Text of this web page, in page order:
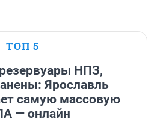
ТОП 5
НПЗ,
Ярославль
самую массовую
— онлайн